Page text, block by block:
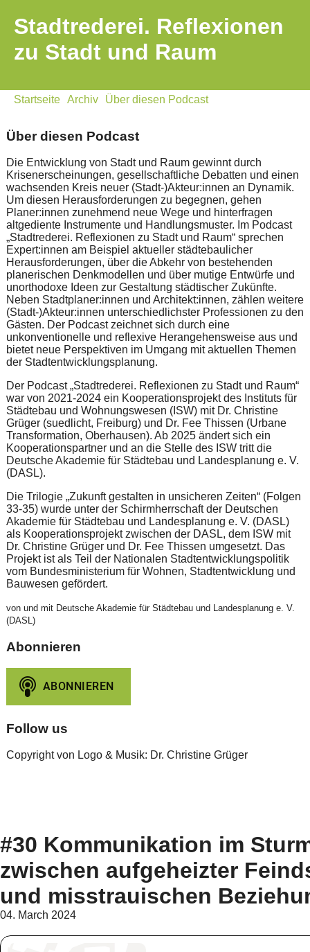
Stadtrederei. Reflexionen
zu Stadt und Raum
Startseite Archiv Über diesen Podcast
Über diesen Podcast
Die Entwicklung von Stadt und Raum gewinnt durch
Krisenerscheinungen, gesellschaftliche Debatten und einen
wachsenden Kreis neuer (Stadt-)Akteur:innen an Dynamik.
Um diesen Herausforderungen zu begegnen, gehen
Planer:innen zunehmend neue Wege und hinterfragen
altgediente Instrumente und Handlungsmuster. Im Podcast
„Stadtrederei. Reflexionen zu Stadt und Raum“ sprechen
Expert:innen am Beispiel aktueller städtebaulicher
Herausforderungen, über die Abkehr von bestehenden
planerischen Denkmodellen und über mutige Entwürfe und
unorthodoxe Ideen zur Gestaltung städtischer Zukünfte.
Neben Stadtplaner:innen und Architekt:innen, zählen weitere
(Stadt-)Akteur:innen unterschiedlichster Professionen zu den
Gästen. Der Podcast zeichnet sich durch eine
unkonventionelle und reflexive Herangehensweise aus und
bietet neue Perspektiven im Umgang mit aktuellen Themen
der Stadtentwicklungsplanung.
Der Podcast „Stadtrederei. Reflexionen zu Stadt und Raum“
war von 2021-2024 ein Kooperationsprojekt des Instituts für
Städtebau und Wohnungswesen (ISW) mit Dr. Christine
Grüger (suedlicht, Freiburg) und Dr. Fee Thissen (Urbane
Transformation, Oberhausen). Ab 2025 ändert sich ein
Kooperationspartner und an die Stelle des ISW tritt die
Deutsche Akademie für Städtebau und Landesplanung e. V.
(DASL).
Die Trilogie „Zukunft gestalten in unsicheren Zeiten“ (Folgen
33-35) wurde unter der Schirmherrschaft der Deutschen
Akademie für Städtebau und Landesplanung e. V. (DASL)
als Kooperationsprojekt zwischen der DASL, dem ISW mit
Dr. Christine Grüger und Dr. Fee Thissen umgesetzt. Das
Projekt ist als Teil der Nationalen Stadtentwicklungspolitik
vom Bundesministerium für Wohnen, Stadtentwicklung und
Bauwesen gefördert.
von und mit Deutsche Akademie für Städtebau und Landesplanung e. V.
(DASL)
Abonnieren
Follow us
Copyright von Logo & Musik: Dr. Christine Grüger
#30 Kommunikation im
zwischen aufgeheizter
und misstrauischen
04. March 2024